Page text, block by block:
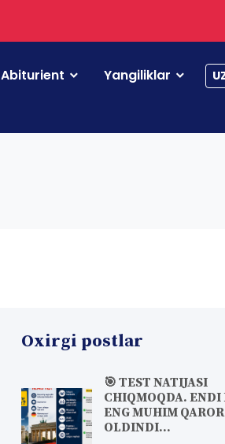
Abiturient Yangiliklar
Oxirgi postlar
🎯 TEST NATIJASI
CHIQMOQDA. ENDI
ENG MUHIM QAROR
OLDINDI...